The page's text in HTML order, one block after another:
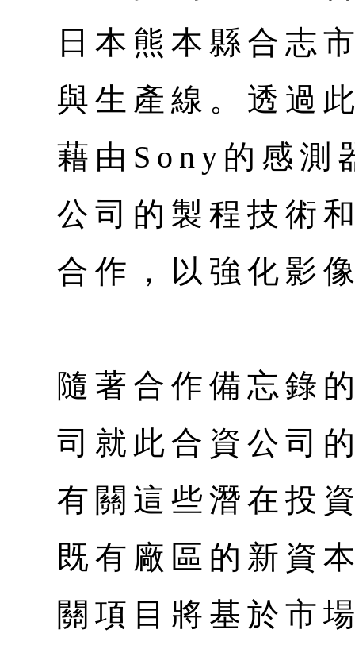
日本熊本縣合志
與生產線。透過
藉由Sony的感測
公司的製程技術
合作，以強化影
隨著合作備忘錄
司就此合資公司
有關這些潛在投
既有廠區的新資
關項目將基於市